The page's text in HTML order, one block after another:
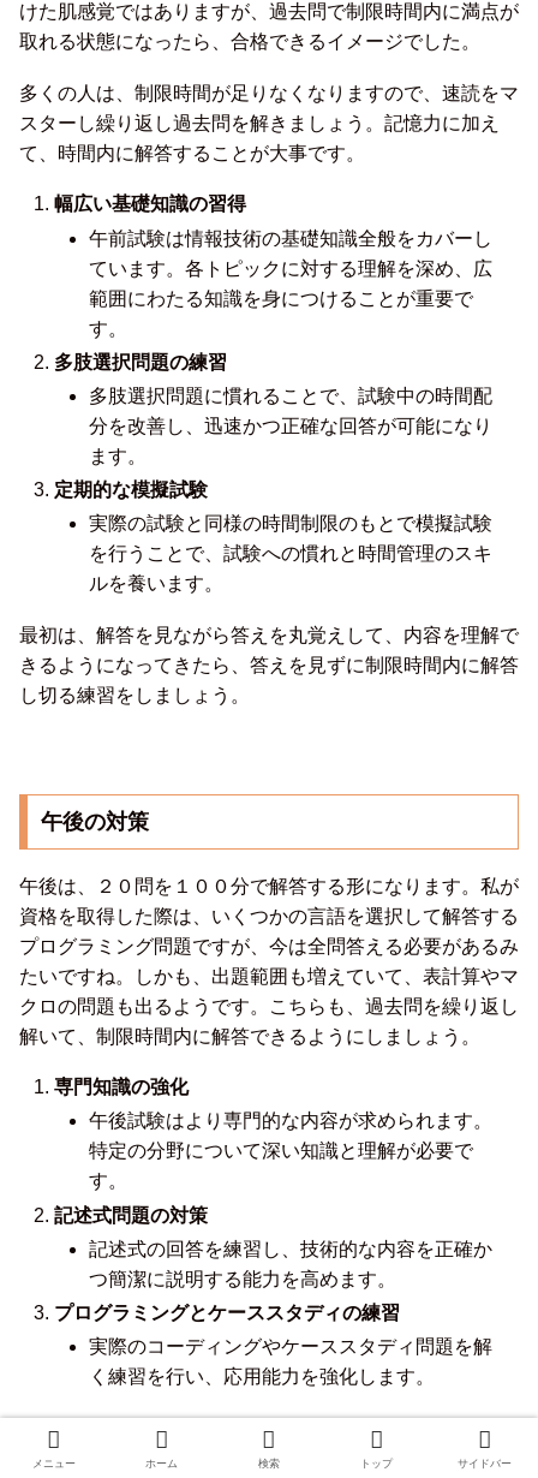
けた肌感覚ではありますが、過去問で制限時間内に満点が
取れる状態になったら、合格できるイメージでした。
多くの人は、制限時間が足りなくなりますので、速読をマ
スターし繰り返し過去問を解きましょう。記憶力に加え
て、時間内に解答することが大事です。
幅広い基礎知識の習得
午前試験は情報技術の基礎知識全般をカバーし
ています。各トピックに対する理解を深め、広
範囲にわたる知識を身につけることが重要で
す。
多肢選択問題の練習
多肢選択問題に慣れることで、試験中の時間配
分を改善し、迅速かつ正確な回答が可能になり
ます。
定期的な模擬試験
実際の試験と同様の時間制限のもとで模擬試験
を行うことで、試験への慣れと時間管理のスキ
ルを養います。
最初は、解答を見ながら答えを丸覚えして、内容を理解で
きるようになってきたら、答えを見ずに制限時間内に解答
し切る練習をしましょう。
午後の対策
午後は、２０問を１００分で解答する形になります。私が
資格を取得した際は、いくつかの言語を選択して解答する
プログラミング問題ですが、今は全問答える必要があるみ
たいですね。しかも、出題範囲も増えていて、表計算やマ
クロの問題も出るようです。こちらも、過去問を繰り返し
解いて、制限時間内に解答できるようにしましょう。
専門知識の強化
午後試験はより専門的な内容が求められます。
特定の分野について深い知識と理解が必要で
す。
記述式問題の対策
記述式の回答を練習し、技術的な内容を正確か
つ簡潔に説明する能力を高めます。
プログラミングとケーススタディの練習
実際のコーディングやケーススタディ問題を解
く練習を行い、応用能力を強化します。
私の時代は、アセンブラの問題がシンプルで解きやすかっ
たんですが、今は疑似言語を使った出題になっているよう
メニュー ホーム 検索 トップ サイドバー